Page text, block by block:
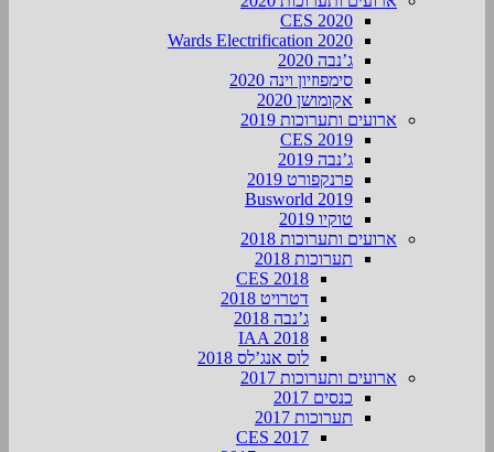
CES 2020
Wards Electrification 2020
ג’נבה 2020
סימפוזיון וינה 2020
אקומושן 2020
ארועים ותערוכות 2019
CES 2019
ג’נבה 2019
פרנקפורט 2019
Busworld 2019
טוקיו 2019
ארועים ותערוכות 2018
תערוכות 2018
CES 2018
דטרויט 2018
ג’נבה 2018
IAA 2018
לוס אנג’לס 2018
ארועים ותערוכות 2017
כנסים 2017
תערוכות 2017
CES 2017